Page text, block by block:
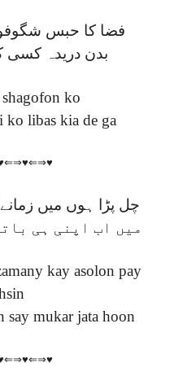
فضا کا حبس
بدن دریدہ کسی
ko
ko libas kia de ga
چل پڑا ہوں میں
میں اب اپنی ہی
kay asolon pay
say mukar jata hoon